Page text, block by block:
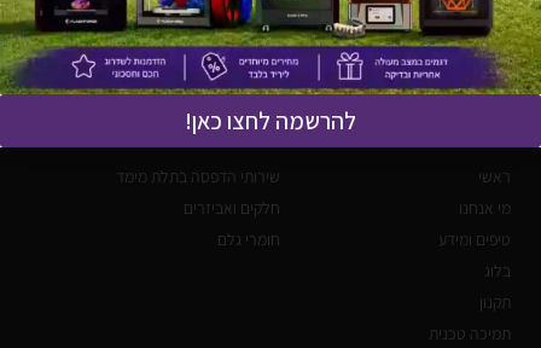
ראשי
מי אנחנו
טיפים ומידע
בלוג
תקנון
תמיכה טכנית
קטגוריות ראשיות
שירותי הדפסה בתלת מימד
חלקים ואביזרים
חומרי גלם
להרשמה לחצו כאן!